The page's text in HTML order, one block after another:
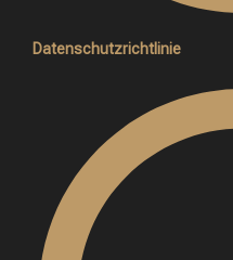
Datenschutzrichtlinie